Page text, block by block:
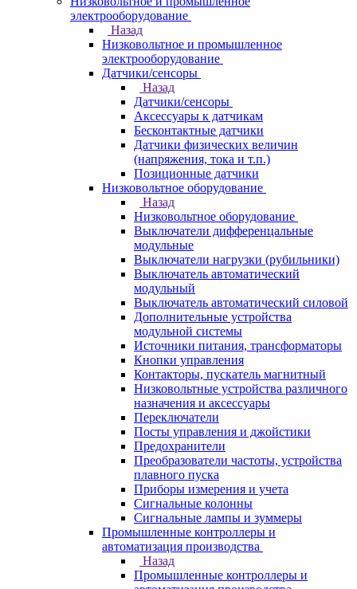
электрооборудование
Назад
Низковольтное и промышленное
электрооборудование
Датчики/сенсоры
Назад
Датчики/сенсоры
Аксессуары к датчикам
Бесконтактные датчики
Датчики физических величин
(напряжения, тока и т.п.)
Позиционные датчики
Низковольтное оборудование
Назад
Низковольтное оборудование
Выключатели дифференцальные
модульные
Выключатели нагрузки (рубильники)
Выключатель автоматический
модульный
Выключатель автоматический силовой
Дополнительные устройства
модульной системы
Источники питания, трансформаторы
Кнопки управления
Контакторы, пускатель магнитный
Низковольтные устройства различного
назначения и аксессуары
Переключатели
Посты управления и джойстики
Предохранители
Преобразователи частоты, устройства
плавного пуска
Приборы измерения и учета
Сигнальные колонны
Сигнальные лампы и зуммеры
Промышленные контроллеры и
автоматизация производства
Назад
Промышленные контроллеры и